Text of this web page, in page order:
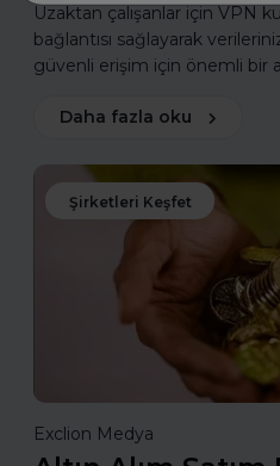
Uzaktan çalışanlar için VPN
bağlantısı sağlayarak
güvenli erişim için önemli bir
Daha fazla oku
Şirketleri Keşfet
Exclion Medya